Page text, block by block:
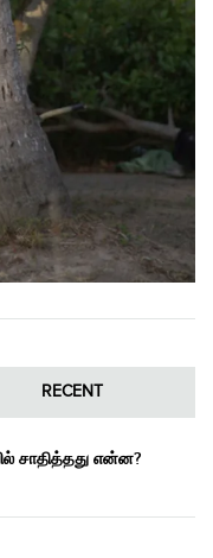
RECENT
சாதித்தது என்ன?